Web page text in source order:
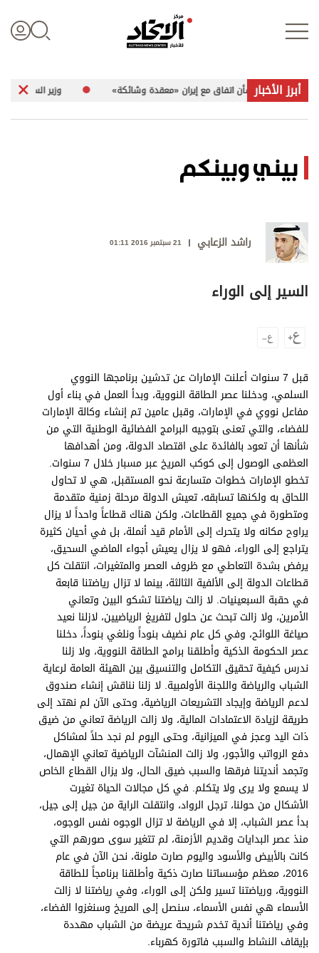
الأخبار العالمية
اقتصاد
الرياضة
الترفيه
التعليم والمعرفة
الذكاء الاصطناعي
تغطيات
فيديو
بودكاست
إنفوجراف
قصة صورة
كاريكتير
برامج
عدد اليوم
مواقيت الصلاة
الأحوال الجوية
أبرز الأخبار
بشأن اتفاق مع إيران «معقدة وشائكة» وزير السياحة والآثار الفلسطيني
بيني وبينكم
راشد الزعابي 21 سبتمبر 2016 01:11
السير إلى الوراء
قبل 7 سنوات أعلنت الإمارات عن تدشين برنامجها النووي
السلمي، ودخلنا عصر الطاقة النووية، وبدأ العمل في بناء أول
مفاعل نووي في الإمارات، وقبل عامين تم إنشاء وكالة الإمارات
للفضاء، والتي تعنى بتوجيه البرامج الفضائية الوطنية التي من
شأنها أن تعود بالفائدة على اقتصاد الدولة، ومن أهدافها
العظمى الوصول إلى كوكب المريخ عبر مسبار خلال 7 سنوات.
تخطو الإمارات خطوات متسارعة نحو المستقبل، هي لا تحاول
اللحاق به ولكنها تسابقه، تعيش الدولة مرحلة زمنية متقدمة
ومتطورة في جميع القطاعات، ولكن هناك قطاعاً واحداً لا يزال
يراوح مكانه ولا يتحرك إلى الأمام قيد أنملة، بل في أحيان كثيرة
يتراجع إلى الوراء، فهو لا يزال يعيش أجواء الماضي السحيق،
يرفض بشدة التعاطي مع ظروف العصر والمتغيرات، انتقلت كل
قطاعات الدولة إلى الألفية الثالثة، بينما لا تزال رياضتنا قابعة
في حقبة السبعينيات. لا زالت رياضتنا تشكو البين وتعاني
الأمرين، ولا زالت تبحث عن حلول لتفريغ الرياضيين، لازلنا نعيد
صياغة اللوائح، وفي كل عام نضيف بنوداً ونلغي بنوداً، دخلنا
عصر الحكومة الذكية وأطلقنا برامج الطاقة النووية، ولا زلنا
ندرس كيفية تحقيق التكامل والتنسيق بين الهيئة العامة لرعاية
الشباب والرياضة واللجنة الأولمبية. لا زلنا نناقش إنشاء صندوق
لدعم الرياضة وإيجاد التشريعات الرياضية، وحتى الآن لم نهتد إلى
طريقة لزيادة الاعتمادات المالية، ولا زالت الرياضة تعاني من ضيق
ذات اليد وعجز في الميزانية، وحتى اليوم لم نجد حلاً لمشاكل
دفع الرواتب والأجور، ولا زالت المنشآت الرياضية تعاني الإهمال،
وتجمد أنديتنا فرقها والسبب ضيق الحال، ولا يزال القطاع الخاص
لا يسمع ولا يرى ولا يتكلم. في كل مجالات الحياة تغيرت
الأشكال من حولنا، ترجل الرواد، وانتقلت الراية من جيل إلى جيل،
بدأ عصر الشباب، إلا في الرياضة لا تزال الوجوه نفس الوجوه،
منذ عصر البدايات وقديم الأزمنة، لم تتغير سوى صورهم التي
كانت بالأبيض والأسود واليوم صارت ملونة، نحن الآن في عام
2016، معظم مؤسساتنا صارت ذكية وأطلقنا برنامجاً للطاقة
النووية، ورياضتنا تسير ولكن إلى الوراء، وفي رياضتنا لا زالت
الأسماء هي نفس الأسماء، سنصل إلى المريخ وسنغزوا الفضاء،
وفي رياضتنا أندية تخدم شريحة عريضة من الشباب مهددة
بإيقاف النشاط والسبب فاتورة كهرباء.